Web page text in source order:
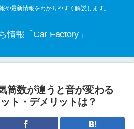
や最新情報をわかりやすく解説します。
情報「Car Factory」
筒数が違うと音が変わる
ト・デメリットは？